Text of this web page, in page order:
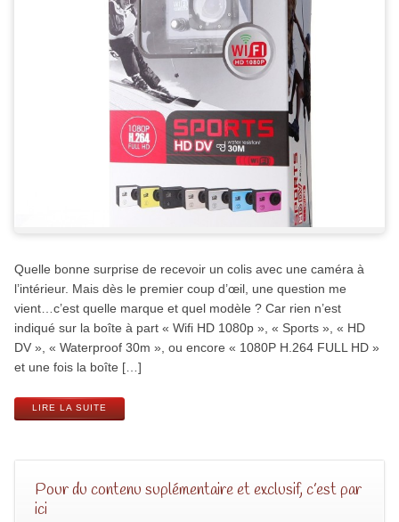
Quelle bonne surprise de recevoir un colis avec une caméra à
l’intérieur. Mais dès le premier coup d’œil, une question me
vient…c’est quelle marque et quel modèle ? Car rien n’est
indiqué sur la boîte à part « Wifi HD 1080p », « Sports », « HD
DV », « Waterproof 30m », ou encore « 1080P H.264 FULL HD »
et une fois la boîte […]
LIRE LA SUITE
Pour du contenu suplémentaire et exclusif, c’est par
ici